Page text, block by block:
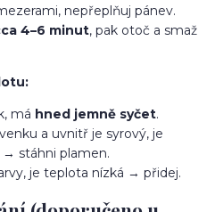
nepřeplňuj pánev.
4–6 minut, pak otoč a smaž
má hned jemně syčet.
a uvnitř je syrový, je
stáhni plamen.
je teplota nízká → přidej.